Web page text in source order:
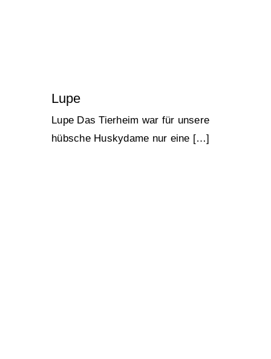
Lupe
Lupe Das Tierheim war für unsere
hübsche Huskydame nur eine […]